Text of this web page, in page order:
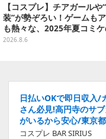
【コスプレ】チアガールや
装”が勢ぞろい！ゲームも
も熱々な、2025年夏コミ
レイヤーをプレイバック
2026.8.6
日払いOKで即日収入/
さん必見!高円寺のサ
がいるから安心/東京
コスプレ BAR SIRIUS